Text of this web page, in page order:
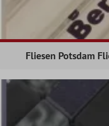
Fliesen Potsdam